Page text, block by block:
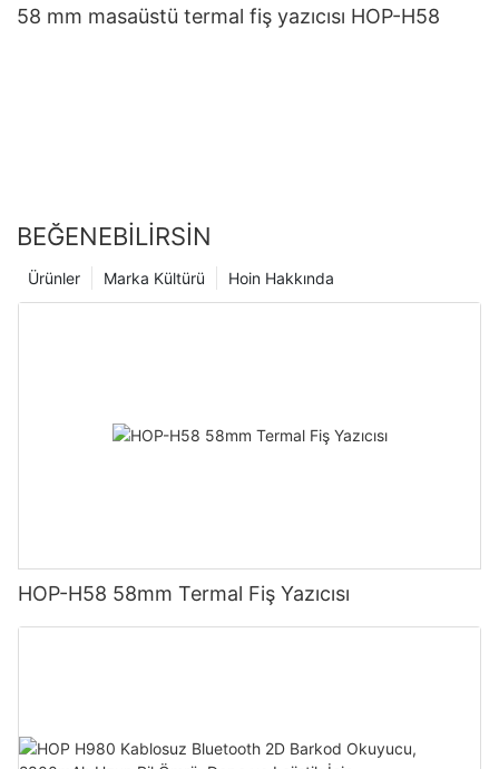
58 mm masaüstü termal fiş yazıcısı HOP-H58
BEĞENEBILIRSIN
Hoin Hakkında
Marka Kültürü
Ürünler
HOP-H58 58mm Termal Fiş Yazıcısı